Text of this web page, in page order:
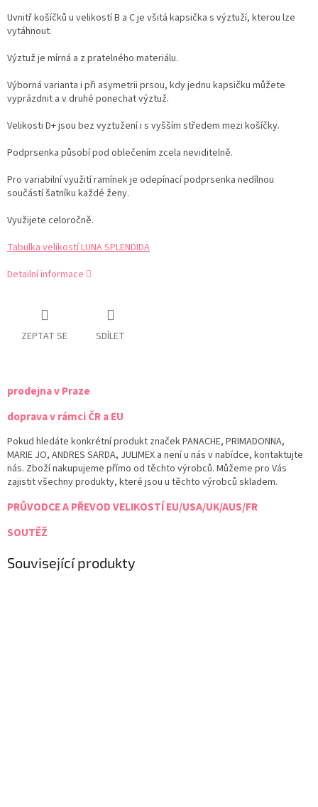
Uvnitř košíčků u velikostí B a C je všitá kapsička s výztuží, kterou lze
vytáhnout.
Výztuž je mírná a z pratelného materiálu.
Výborná varianta i při asymetrii prsou, kdy jednu kapsičku můžete
vyprázdnit a v druhé ponechat výztuž.
Velikosti D+ jsou bez vyztužení i s vyšším středem mezi košíčky.
Podprsenka působí pod oblečením zcela neviditelně.
Pro variabilní využití ramínek je odepínací podprsenka nedílnou
součástí šatníku každé ženy.
Využijete celoročně.
Tabulka velikostí LUNA SPLENDIDA
Detailní informace
ZEPTAT SE SDÍLET
prodejna v Praze
doprava v rámci ČR a EU
Pokud hledáte konkrétní produkt značek PANACHE, PRIMADONNA,
MARIE JO, ANDRES SARDA, JULIMEX a není u nás v nabídce, kontaktujte
nás. Zboží nakupujeme přímo od těchto výrobců. Můžeme pro Vás
zajistit všechny produkty, které jsou u těchto výrobců skladem.
PRŮVODCE A PŘEVOD VELIKOSTÍ EU/USA/UK/AUS/FR
SOUTĚŽ
Související produkty